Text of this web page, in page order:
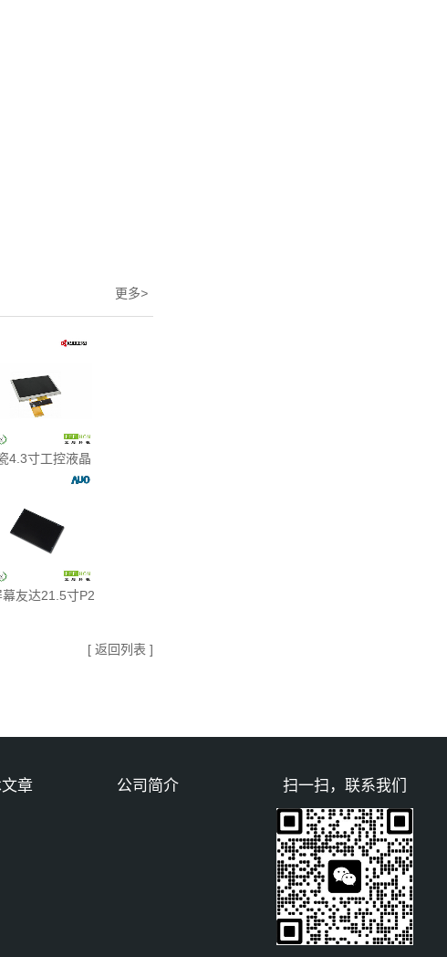
更多>
4.3寸工控液晶
友达21.5寸P2
[ 返回列表 ]
扫一扫，联系我们
章 公司简介